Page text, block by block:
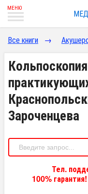
Все книги →
Зароченцева
Тел.
100%